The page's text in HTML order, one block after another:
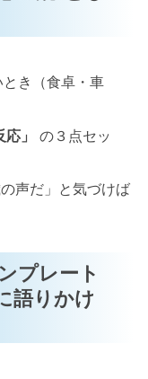
き（食卓・車
」
の３点セッ
声だ」と気づけば
プレート
語りかけ